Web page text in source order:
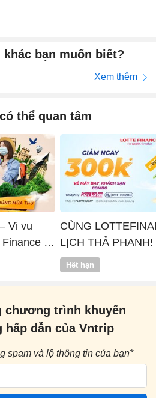
bạn muốn biết?
Xem thêm
thể quan tâm
Vi vu
x
CÙNG
LỊCH THẢ PHANH!
Hết hạn
trình khuyến
hấp dẫn của Vntrip
spam và lộ thông tin của bạn*